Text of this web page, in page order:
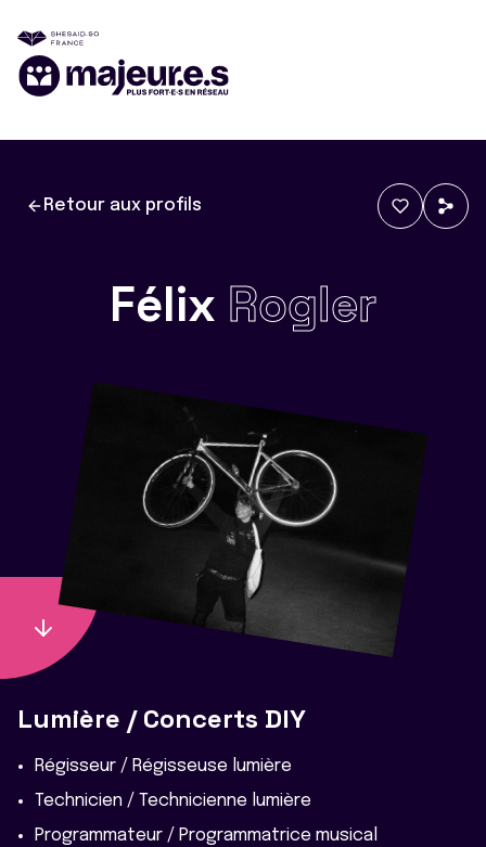
Retour aux profils
Félix Rogler
Lumière / Concerts DIY
Régisseur / Régisseuse lumière
Technicien / Technicienne lumière
Programmateur / Programmatrice musical